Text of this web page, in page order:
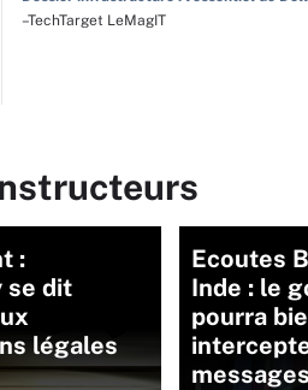
–TechTarget LeMagIT
:
se dit
légales
Ecoutes
Inde : le
pourra